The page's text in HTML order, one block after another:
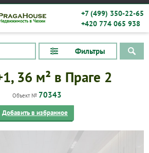
+7 (499) 350-22-65
+420 774 065 938
Фильтры
36 м² в Праге 2
Объект № 70343
Добавить в избранное